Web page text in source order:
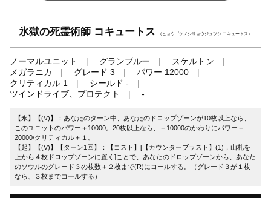
氷獄の死霊術師 コキュートス （ヒョウゴクノシリョウジュツシ コキュートス）
ノーマルユニット グランブルー
スケルトン
メガラニカ
グレード 3
パワー 12000
クリティカル 1
シールド -
ツインドライブ、プロテクト
-
【永】【(V)】：あなたのターン中、あなたのドロップゾーンが10枚以上なら、
このユニットのパワー＋10000。20枚以上なら、＋10000のかわりにパワー＋
20000/クリティカル＋１。
【起】【(V)】【ターン1回】：【コスト】[【カウンターブラスト】(1)，山札を
上から４枚ドロップゾーンに置く]ことで、あなたのドロップゾーンから、あなた
のソウルのグレード３の枚数＋２枚まで(R)にコールする。（グレード３が１枚
なら、３枚までコールする）